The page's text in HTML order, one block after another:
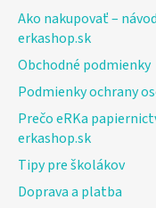
Ako nakupovať –
erkashop.sk
Obchodné podmienky
Podmienky ochrany
Prečo eRKa
erkashop.sk
Tipy pre školákov
Doprava a platba